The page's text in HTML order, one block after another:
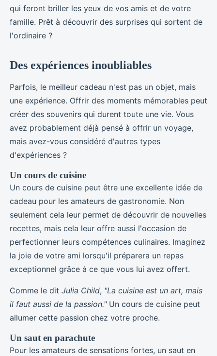
qui feront briller les yeux de vos amis et de votre
famille. Prêt à découvrir des surprises qui sortent de
l'ordinaire ?
Des expériences inoubliables
Parfois, le meilleur cadeau n'est pas un objet, mais
une expérience. Offrir des moments mémorables peut
créer des souvenirs qui durent toute une vie. Vous
avez probablement déjà pensé à offrir un voyage,
mais avez-vous considéré d'autres types
d'expériences ?
Un cours de cuisine
Un cours de cuisine peut être une excellente idée de
cadeau pour les amateurs de gastronomie. Non
seulement cela leur permet de découvrir de nouvelles
recettes, mais cela leur offre aussi l'occasion de
perfectionner leurs compétences culinaires. Imaginez
la joie de votre ami lorsqu'il préparera un repas
exceptionnel grâce à ce que vous lui avez offert.
Comme le dit Julia Child, "La cuisine est un art, mais
il faut aussi de la passion."Un cours de cuisine peut
allumer cette passion chez votre proche.
Un saut en parachute
Pour les amateurs de sensations fortes, un saut en